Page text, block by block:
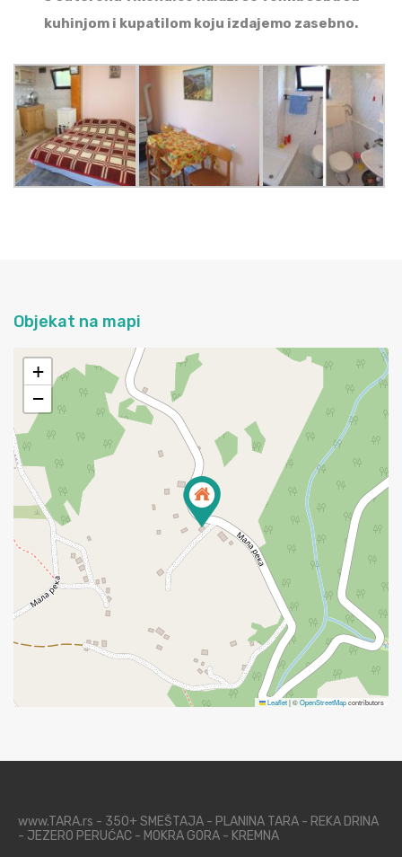
kuhinjom i kupatilom koju izdajemo zasebno.
Objekat na mapi
+
−
Leaflet|©OpenStreetMapcontributors
www.TARA.rs - 350+ SMEŠTAJA - PLANINA TARA - REKA DRINA
- JEZERO PERUĆAC - MOKRA GORA - KREMNA